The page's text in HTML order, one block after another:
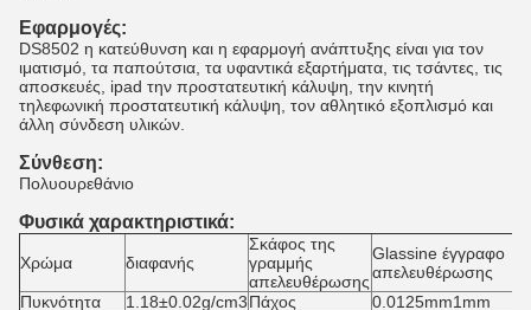
Εφαρμογές:
DS8502 η κατεύθυνση και η εφαρμογή ανάπτυξης είναι για τον
ιματισμό, τα παπούτσια, τα υφαντικά εξαρτήματα, τις τσάντες, τις
αποσκευές, ipad την προστατευτική κάλυψη, την κινητή
τηλεφωνική προστατευτική κάλυψη, τον αθλητικό εξοπλισμό και
άλλη σύνδεση υλικών.
Σύνθεση:
Πολυουρεθάνιο
Φυσικά χαρακτηριστικά:
Χρώμα διαφανής
Σκάφος της
γραμμής
απελευθέρωσης
Glassine έγγραφο
απελευθέρωσης
Πυκνότητα
1.18±0.02g/cm3Πάχος
0.0125mm1mm